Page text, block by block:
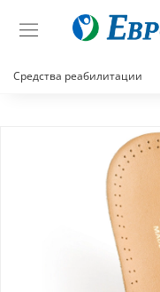
Средства реабилитации